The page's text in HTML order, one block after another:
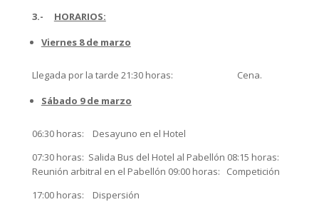
3.-
HORARIOS:
Viernes 8 de marzo
Llegada por la tarde 21:30 horas: Cena.
Sábado 9 de marzo
06:30 horas: Desayuno en el Hotel
07:30 horas: Salida Bus del Hotel al Pabellón 08:15 horas:
Reunión arbitral en el Pabellón 09:00 horas: Competición
17:00 horas: Dispersión